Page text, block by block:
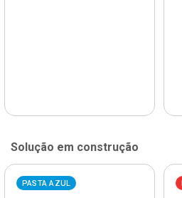
Solução em construção
PASTA AZUL